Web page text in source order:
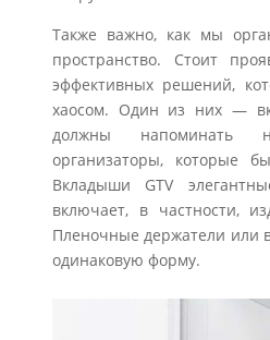
Также важно, как мы
пространство. Стоит
эффективных решений,
хаосом. Один из них —
должны напоминать
организаторы, которые
Вкладыши GTV
включает, в частности,
Пленочные держатели или
одинаковую форму.